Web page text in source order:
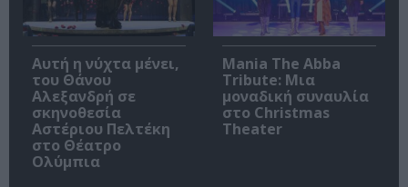
Αυτή η νύχτα μένει,
του Θάνου
Αλεξανδρή σε
σκηνοθεσία
Αστέριου Πελτέκη
στο Θέατρο
Ολύμπια
Mania The Abba
Tribute: Μια
μοναδική συναυλία
στο Christmas
Theater